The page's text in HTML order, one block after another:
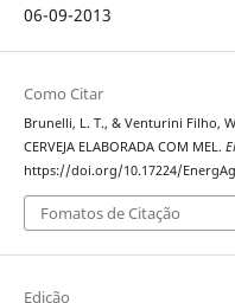
06-09-2013
Como Citar
Brunelli, L. T., & Venturini Filho, W.
CERVEJA ELABORADA COM MEL.
https://doi.org/10.17224/
Fomatos de Citação
Edição